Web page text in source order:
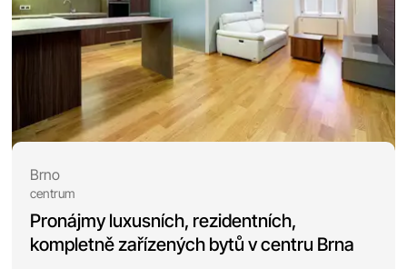
Brno
centrum
Pronájmy luxusních, rezidentních,
kompletně zařízených bytů v centru Brna